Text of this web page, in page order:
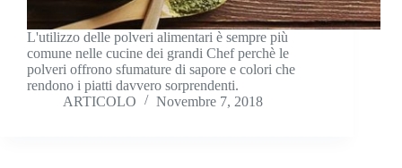
L'utilizzo delle polveri alimentari è sempre più
comune nelle cucine dei grandi Chef perchè le
polveri offrono sfumature di sapore e colori che
rendono i piatti davvero sorprendenti.
ARTICOLO
Novembre 7, 2018